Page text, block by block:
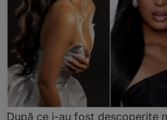
După ce i-au fost descoperite